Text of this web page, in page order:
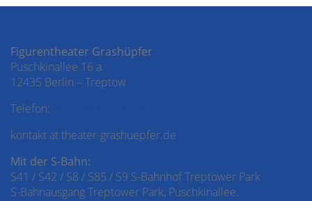
Figurentheater Grashüpfer
Puschkinallee 16 a
12435 Berlin – Treptow
Telefon:
kontakt at theater-grashuepfer.de
Mit der S-Bahn:
S41 / S42 / S8 / S85 / S9 S-Bahnhof Treptower Park
S-Bahnausgang Treptower Park, Puschkinallee.